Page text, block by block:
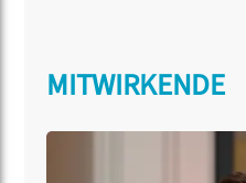
MITWIRKENDE